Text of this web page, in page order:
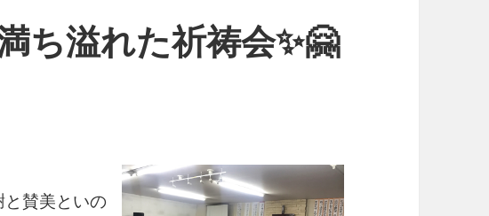
ち溢れた祈祷会✨🤗
賛美といの